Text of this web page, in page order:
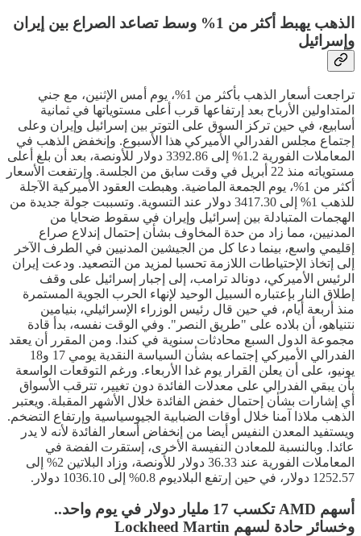
الذهب يهبط أكثر من 1% وسط تصاعد الصراع بين إيران
وإسرائيل
تراجعت أسعار الذهب بأكثر من 1%، يوم أمس الإثنين، مع جني
المتداولين الأرباح بعد إرتفاعها قرب أعلى مستوياتها في ثمانية
أسابيع، في حين تركز السوق على التوتر بين إسرائيل وإيران وعلى
إجتماع مجلس الفدرالي الأميركي هذا الأسبوع. وإنخفض الذهب في
المعاملات الفورية 1.2% إلى 3392.86 دولار للأونصة، بعد أن بلغ أعلى
مستوياته منذ 22 أبريل في وقت سابق من الجلسة. وإرتفعت الأسعار
أكثر من 1%، يوم الجمعة الماضية. وهبطت العقود الأميركية الآجلة
للذهب 1% إلى 3417.30 دولار عند التسوية. وتسببت جولة جديدة من
الهجمات المتبادلة بين إسرائيل وإيران في سقوط ضحايا من
المدنيين، مما زاد من حدة المخاوف بشأن إحتمال إندلاع صراع
إقليمي واسع، بينما دعا كل من الجيشين المدنيين في الطرف الآخر
إلى إتخاذ الإحتياطات اللازمة تحسبا لمزيد من التصعيد. ودعت إيران
الرئيس الأميركي، دونالد ترامب، إلى إجبار إسرائيل على وقف
إطلاق النار بإعتباره السبيل الوحيد لإنهاء الحرب الجوية المستمرة
منذ أربعة أيام، في حين قال رئيس الوزراء الإسرائيلي، بنيامين
نتنياهو، أن بلاده على "طريق النصر". وفي الوقت نفسه، بدأ قادة
مجموعة الدول السبع محادثات سنوية في كندا. ومن المقرر أن يعقد
الفدرالي الأميركي إجتماعه بشأن السياسة النقدية يومي 17 و18
يونيو، على أن يعلن القرار يوم غدا الأربعاء. ورغم التوقعات الواسعة
بأن يبقي الفدرالي على معدلات الفائدة دون تغيير، تترقب الأسواق
أي إشارات بشأن إحتمال خفض الفائدة خلال الأشهر المقبلة. ويعتبر
الذهب ملاذا آمنا خلال أوقات الضبابية الجيوسياسية وإرتفاع التضخم.
ويستفيد المعدن النفيس أيضا من إنخفاض أسعار الفائدة لأنه لا يدر
عائدا. وبالنسبة للمعادن النفيسة الأخرى، إستقرت الفضة في
المعاملات الفورية عند 36.33 دولار للأونصة، وزاد البلاتين 2% إلى
1252.57 دولار، في حين إرتفع البلاديوم 0.8% إلى 1036.10 دولار.
أسهم AMD تكسب 17 مليار دولار في يوم واحد..
وخسائر حادة لسهم Lockheed Martin